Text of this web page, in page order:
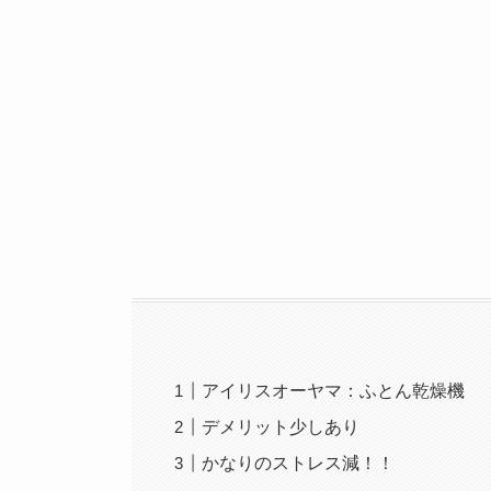
アイリスオーヤマ：ふとん乾燥機
デメリット少しあり
かなりのストレス減！！